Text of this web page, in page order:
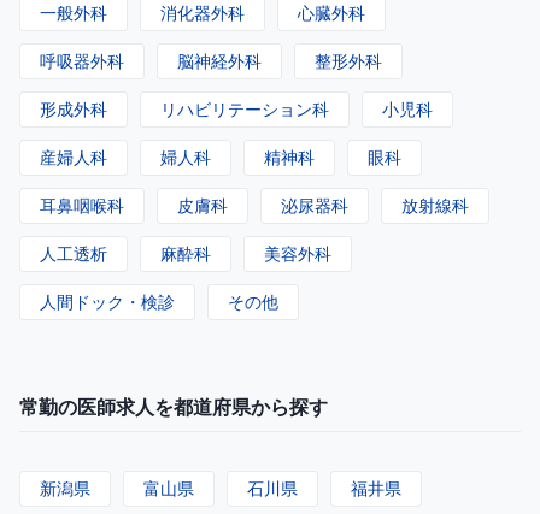
一般外科 消化器外科 心臓外科
呼吸器外科 脳神経外科 整形外科
形成外科 リハビリテーション科 小児科
産婦人科 婦人科 精神科 眼科
耳鼻咽喉科 皮膚科 泌尿器科 放射線科
人工透析 麻酔科 美容外科
人間ドック・検診 その他
常勤の医師求人を都道府県から探す
新潟県 富山県 石川県 福井県